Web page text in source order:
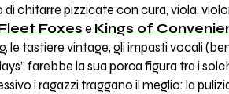
chitarre pizzicate con cura, viola,
Foxes e Kings of
tastiere vintage, gli impasti vocali
farebbe la sua porca figura tra i
i ragazzi traggano il meglio: la